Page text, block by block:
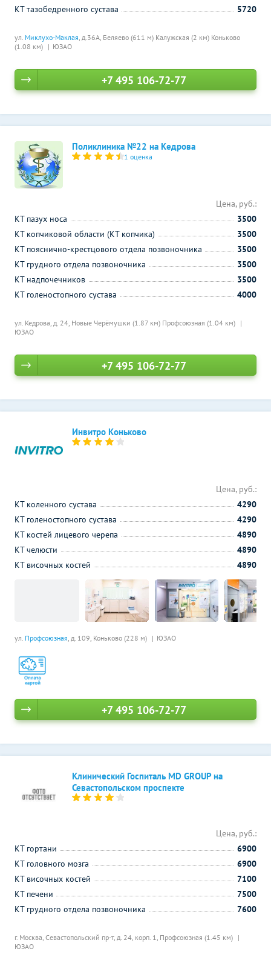
ул. Миклухо-Маклая, д.36А, Беляево (611 м) Калужская (2 км) Коньково
(1.08 км)
ЮЗАО
КТ тазобедренного сустава
5720
+7 495 106-72-77
Поликлиника №22 на Кедрова
1 оценка
ул. Кедрова, д. 24, Новые Черёмушки (1.87 км) Профсоюзная (1.04 км)
ЮЗАО
Цена, руб.:
КТ пазух носа
3500
КТ копчиковой области (КТ копчика)
3500
КТ пояснично-крестцового отдела позвоночника
3500
КТ грудного отдела позвоночника
3500
КТ надпочечников
3500
КТ голеностопного сустава
4000
+7 495 106-72-77
Инвитро Коньково
ул. Профсоюзная, д. 109, Коньково (228 м) ЮЗАО
Цена, руб.:
КТ коленного сустава
4290
КТ голеностопного сустава
4290
КТ костей лицевого черепа
4890
КТ челюсти
4890
КТ височных костей
4890
+7 495 106-72-77
Клинический Госпиталь MD GROUP на
Севастопольском проспекте
г. Москва, Севастопольский пр-т, д. 24, корп. 1, Профсоюзная (1.45 км)
ЮЗАО
Цена, руб.:
КТ гортани
6900
КТ головного мозга
6900
КТ височных костей
7100
КТ печени
7500
КТ грудного отдела позвоночника
7600